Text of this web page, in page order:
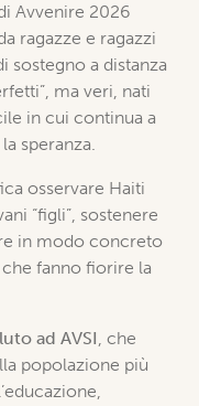
Avvenire 2026
ragazze e ragazzi
sostegno a distanza
ma veri, nati
in cui continua a
speranza.
osservare Haiti
“figli”, sostenere
in modo concreto
fanno fiorire la
ad AVSI, che
popolazione più